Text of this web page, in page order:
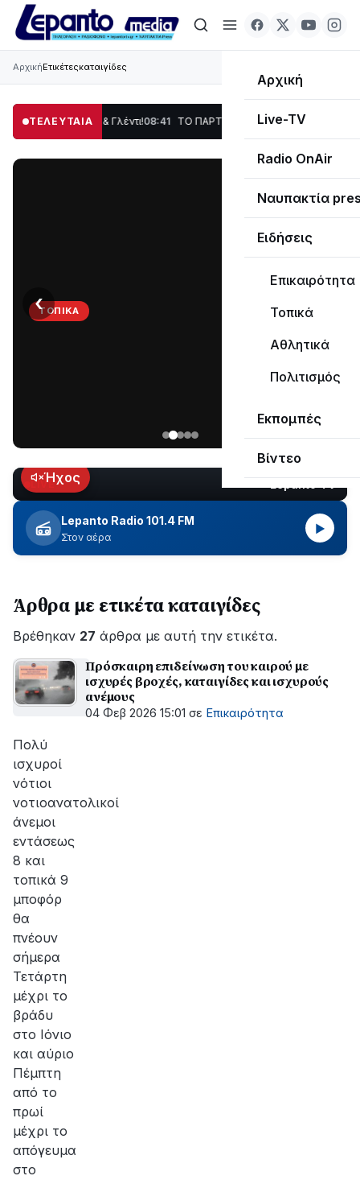
Αρχική
Live-TV
Radio OnAir
Ναυπακτία
Ειδήσεις
Επικαιρότητα
Τοπικά
Αθλητικά
Πολιτισμός
Εκπομπές
Βίντεο
ΑρχικήΕτικέτεςκαταιγίδες
ΤΕΛΕΥΤΑΙΑ
Χορός & Γλέντι! 08:41 ΤΟ ΠΑΡΤΥ ΣΥΝΕΧΙΖΕΤΑΙ…19:47 Στο σκοτάδι
ΤΟΠΙΚΆ
Κωτσανά
για
τα
μεγάλα
έργα
‹
LIVEΉχος
Lepanto Radio 101.4 FM
Στον αέρα
▶
Άρθρα με ετικέτα καταιγίδες
Βρέθηκαν 27 άρθρα με αυτή την ετικέτα.
Πρόσκαιρη επιδείνωση του καιρού με
ισχυρές βροχές, καταιγίδες και ισχυρούς
ανέμους
04 Φεβ 2026 15:01 σε Επικαιρότητα
Πολύ
ισχυροί
νότιοι
νοτιοανατολικοί
άνεμοι
εντάσεως
8 και
τοπικά 9
μποφόρ
θα
πνέουν
σήμερα
Τετάρτη
μέχρι το
βράδυ
στο Ιόνιο
και αύριο
Πέμπτη
από το
πρωί
μέχρι το
απόγευμα
στο